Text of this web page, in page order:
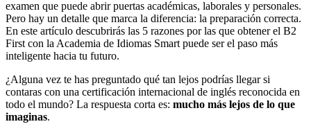
examen que puede abrir puertas académicas, laborales y personales.
Pero hay un detalle que marca la diferencia: la preparación correcta.
En este artículo descubrirás las 5 razones por las que obtener el B2
First con la Academia de Idiomas Smart puede ser el paso más
inteligente hacia tu futuro.
¿Alguna vez te has preguntado qué tan lejos podrías llegar si
contaras con una certificación internacional de inglés reconocida en
todo el mundo? La respuesta corta es: mucho más lejos de lo que
imaginas.